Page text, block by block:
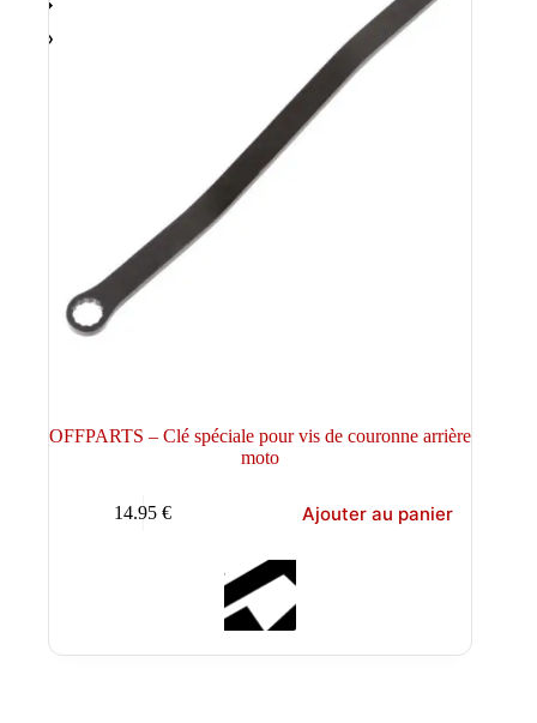
OFFPARTS – Clé spéciale pour vis de couronne arrière
moto
14.95€ Ajouter au panier